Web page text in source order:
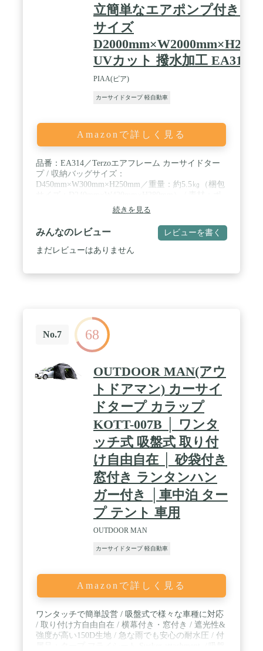
立簡単なエアポンプ付き 設
サイズ
UVカット 撥水加工 EA314
PIAA(ピア)
カーサイドタープ 軽自動車
Amazonで詳しく見る
品番：EA314／Terzoエアフレーム カーサイドター
プ / 収納バッグサイズ：
D450mm×W300mm×H250mm／重量：約5.5㎏（梱包
リエステル （UVカット加工／難燃素材） / 撥水加
工シート／耐水圧：3,000mm / 内容品：タープ本体
×1式／エア ポンプ×1セット／ペグ17本／ロープ
（本体ロープ3.5m×2本、2.5m×4本、付属ロープ
2m×2本）／補修キット×１セット
続きを見る
みんなのレビュー レビューを書く
まだレビューはありません
No.7 68
OUTDOOR MAN(アウ
トドアマン) カーサイ
ドタープ カラップ
KOTT-007B │ ワンタ
ッチ式 吸盤式 取り付
け自由自在 │ 砂袋付き
窓付き ランタンハン
ガー付き │車中泊 ター
プ テント 車用
OUTDOOR MAN
カーサイドタープ 軽自動車
Amazonで詳しく見る
ワンタッチで簡単設営 / 吸盤式で様々な車種に対応
/ 取り付け方自由自在 / 横幕付き・窓付き / 遮光性&
強度が高い150D生地 / 急な雨でも安心の耐水圧 / 付